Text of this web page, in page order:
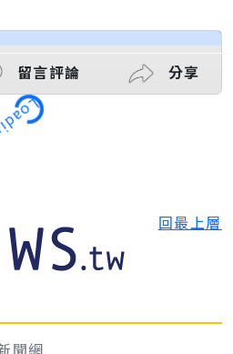
留言評論 分享
Loading
回最上層